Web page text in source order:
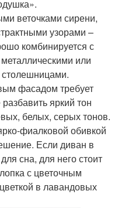
веточками сирени,
узорами –
комбинируется с
или
фасадом требует
яркий тон
белых, серых тонов.
фиалковой обивкой
Если диван в
сна, для него стоит
с цветочным
в лавандовых